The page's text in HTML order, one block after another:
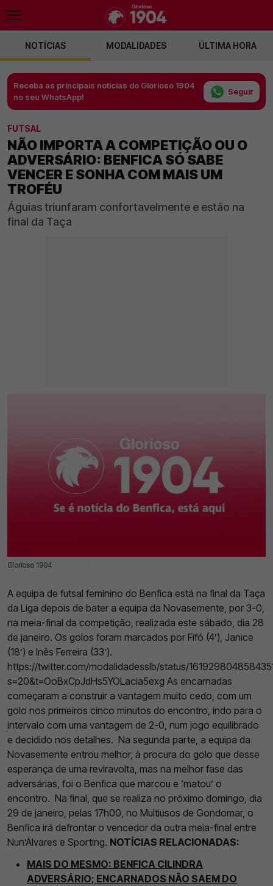
NOTÍCIAS MODALIDADES ÚLTIMA HORA
Receba as principais notícias do Glorioso 1904
no seu WhatsApp!
Seguir
FUTSAL
NÃO IMPORTA A COMPETIÇÃO OU O
ADVERSÁRIO: BENFICA SÓ SABE
VENCER E SONHA COM MAIS UM
TROFÉU
Águias triunfaram confortavelmente e estão na
final da Taça
Glorioso 1904
28 Jan 2023 | 10:47 |
A equipa de futsal feminino do Benfica está na final da Taça
da Liga depois de bater a equipa da Novasemente, por 3-0,
na meia-final da competição, realizada este sábado, dia 28
de janeiro. Os golos foram marcados por Fifó (4’), Janice
(18’) e Inês Ferreira (33’).
https://twitter.com/modalidadesslb/status/
s=20&t=OoBxCpJdHs5YOLacia5exg As encarnadas
começaram a construir a vantagem muito cedo, com um
golo nos primeiros cinco minutos do encontro, indo para o
intervalo com uma vantagem de 2-0, num jogo equilibrado
e decidido nos detalhes. Na segunda parte, a equipa da
Novasemente entrou melhor, à procura do golo que desse
esperança de uma reviravolta, mas na melhor fase das
adversárias, foi o Benfica que marcou e ‘matou’ o
encontro. Na final, que se realiza no próximo domingo, dia
29 de janeiro, pelas 17h00, no Multiusos de Gondomar, o
Benfica irá defrontar o vencedor da outra meia-final entre
Nun’Álvares e Sporting. NOTÍCIAS RELACIONADAS:
MAIS DO MESMO: BENFICA CILINDRA
ADVERSÁRIO; ENCARNADOS NÃO SAEM DO